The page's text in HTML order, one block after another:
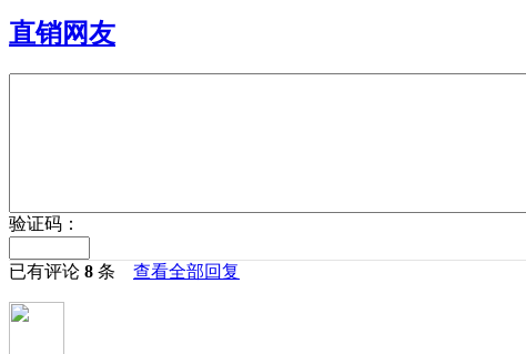
直销网友
验证码：
已有评论 8 条 查看全部回复